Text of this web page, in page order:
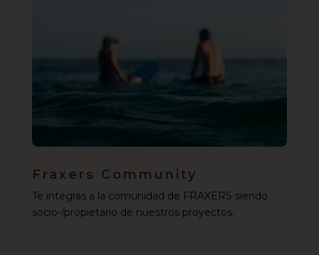
Fraxers Community
Te integras a la comunidad de FRAXERS siendo
socio-/propietario de nuestros proyectos.